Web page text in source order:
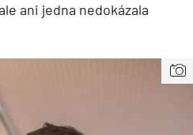
ani jedna nedokázala